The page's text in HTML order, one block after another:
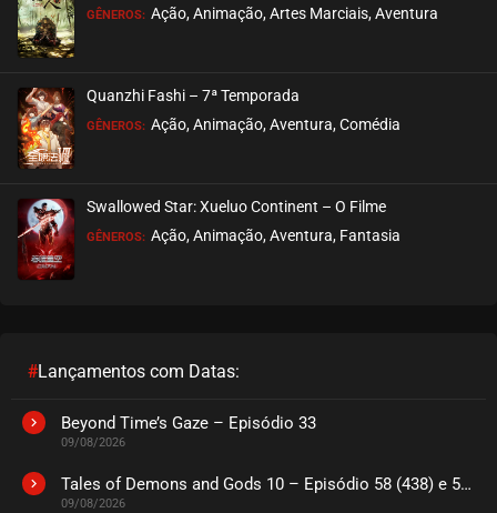
GÊNEROS: Ação, Animação, Artes Marciais, Aventura
Quanzhi Fashi – 7ª Temporada
GÊNEROS: Ação, Animação, Aventura, Comédia
Swallowed Star: Xueluo Continent – O Filme
GÊNEROS: Ação, Animação, Aventura, Fantasia
#Lançamentos com Datas:
Beyond Time’s Gaze – Episódio 33
09/08/2026
Tales of Demons and Gods 10 – Episódio 58 (438) e 59 (439)
09/08/2026